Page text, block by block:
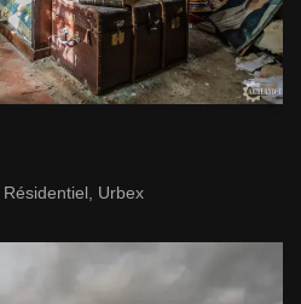
Résidentiel Urbex